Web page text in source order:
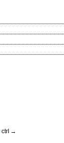
ctrl →